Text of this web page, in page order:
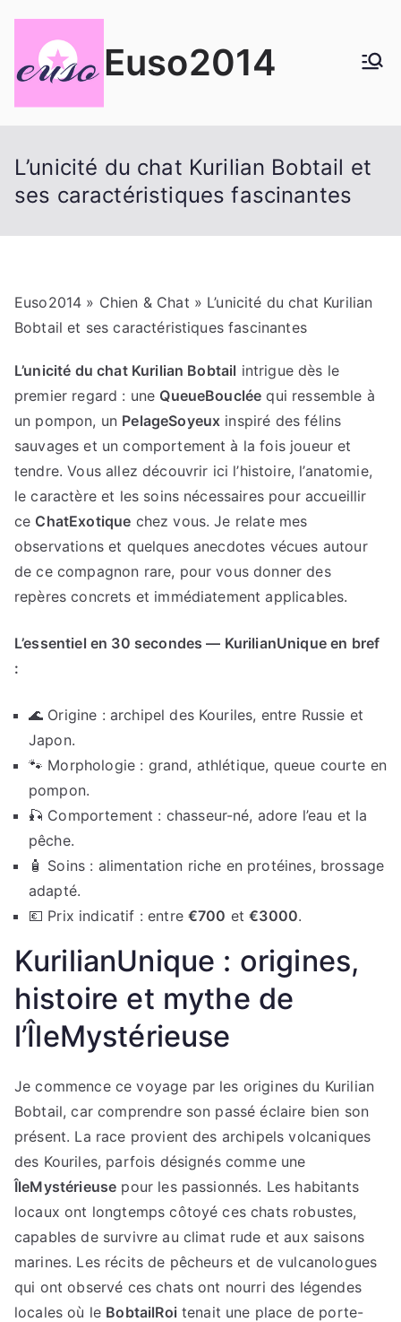
contenu
Euso2014
L’unicité du chat Kurilian Bobtail et
ses caractéristiques fascinantes
Euso2014 » Chien & Chat » L’unicité du chat Kurilian
Bobtail et ses caractéristiques fascinantes
L’unicité du chat Kurilian Bobtail intrigue dès le
premier regard : une QueueBouclée qui ressemble à
un pompon, un PelageSoyeux inspiré des félins
sauvages et un comportement à la fois joueur et
tendre. Vous allez découvrir ici l’histoire, l’anatomie,
le caractère et les soins nécessaires pour accueillir
ce ChatExotique chez vous. Je relate mes
observations et quelques anecdotes vécues autour
de ce compagnon rare, pour vous donner des
repères concrets et immédiatement applicables.
L’essentiel en 30 secondes — KurilianUnique en bref
:
🌊 Origine : archipel des Kouriles, entre Russie et
Japon.
🐾 Morphologie : grand, athlétique, queue courte en
pompon.
🎣 Comportement : chasseur-né, adore l’eau et la
pêche.
🧴 Soins : alimentation riche en protéines, brossage
adapté.
💶 Prix indicatif : entre €700 et€3000.
KurilianUnique : origines,
histoire et mythe de
l’ÎleMystérieuse
Je commence ce voyage par les origines du Kurilian
Bobtail, car comprendre son passé éclaire bien son
présent. La race provient des archipels volcaniques
des Kouriles, parfois désignés comme une
ÎleMystérieuse pour les passionnés. Les habitants
locaux ont longtemps côtoyé ces chats robustes,
capables de survivre au climat rude et aux saisons
marines. Les récits de pêcheurs et de vulcanologues
qui ont observé ces chats ont nourri des légendes
locales où le BobtailRoi tenait une place de porte-